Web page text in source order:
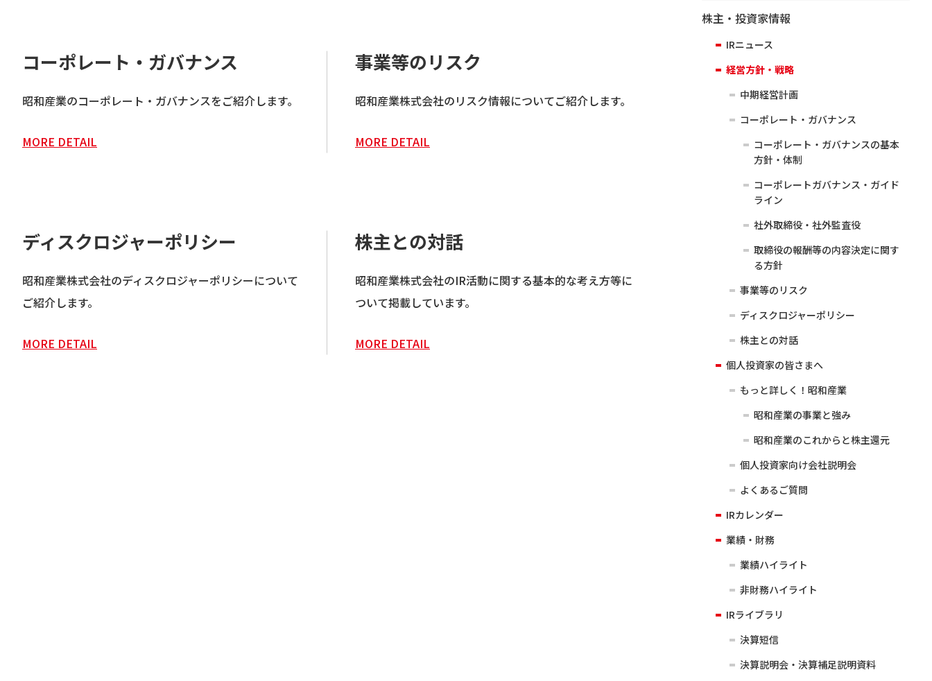
コーポレート・ガバナンス
昭和産業のコーポレート・ガバナンスをご紹介します。
MORE DETAIL
事業等のリスク
昭和産業株式会社のリスク情報についてご紹介します。
MORE DETAIL
ディスクロジャーポリシー
昭和産業株式会社のディスクロジャーポリシーについて
ご紹介します。
MORE DETAIL
株主との対話
昭和産業株式会社のIR活動に関する基本的な考え方等に
ついて掲載しています。
MORE DETAIL
株主・投資家情報
IRニュース
経営方針・戦略
中期経営計画
コーポレート・ガバナンス
コーポレート・ガバナンスの基本
方針・体制
コーポレートガバナンス・ガイド
ライン
社外取締役・社外監査役
取締役の報酬等の内容決定に関す
る方針
事業等のリスク
ディスクロジャーポリシー
株主との対話
個人投資家の皆さまへ
もっと詳しく！昭和産業
昭和産業の事業と強み
昭和産業のこれからと株主還元
個人投資家向け会社説明会
よくあるご質問
IRカレンダー
業績・財務
業績ハイライト
非財務ハイライト
IRライブラリ
決算短信
決算説明会・決算補足説明資料